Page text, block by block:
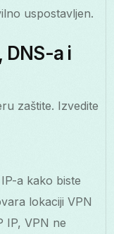
uspostavljen.
DNS-a i
zaštite. Izvedite
a kako biste
lokaciji VPN
IP, VPN ne